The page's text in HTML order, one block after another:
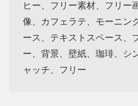
ヒー、フリー素材、フリー
像、カフェラテ、モーニン
ース、テキストスペース、
ー、背景、壁紙、珈琲、シ
ャッチ、フリー